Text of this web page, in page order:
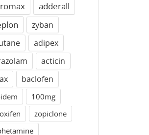
adderall
zyban
adipex
acticin
baclofen
100mg
zopiclone